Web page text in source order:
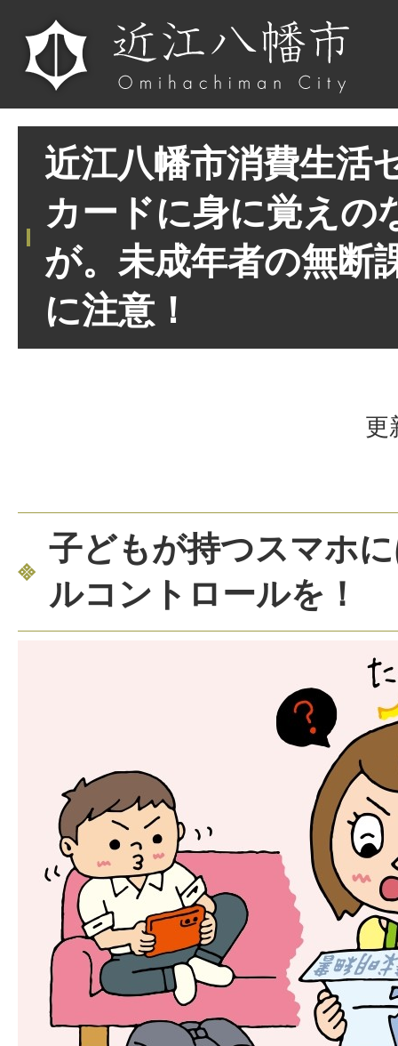
近江八幡市消費生活
カードに身に覚えの
が。未成年者の無断
に注意！
更
子どもが持つスマホ
ルコントロールを！